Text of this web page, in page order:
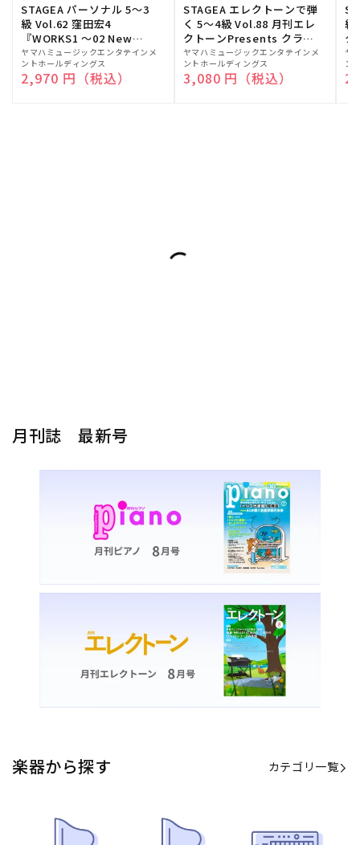
STAGEA パーソナル 5～3
級 Vol.62 窪田宏4
『WORKS1 ～02 New
edition～』
販
売
元:
ヤマハミュージックエンタテインメ
ントホールディングス
通常価格
2,970 円（税込）
STAGEA エレクトーンで弾
く 5～4級 Vol.88 月刊エレ
クトーンPresents クラシ
ック名曲集
販
売
元:
ヤマハミュージックエンタテインメ
ントホールディングス
通常価格
3,080 円（税込）
級
ク
販
売
元:
ヤ
ン
月刊誌 最新号
楽器から探す カテゴリ一覧